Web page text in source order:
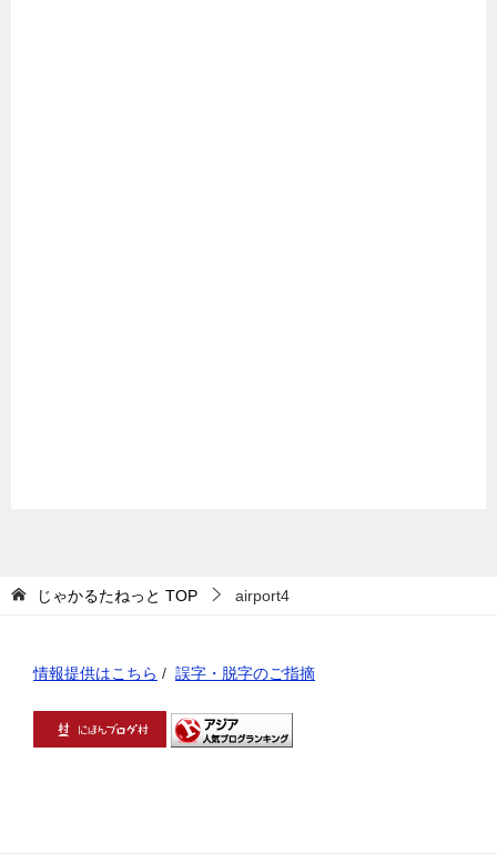
じゃかるたねっと TOP airport4
情報提供はこちら / 誤字・脱字のご指摘